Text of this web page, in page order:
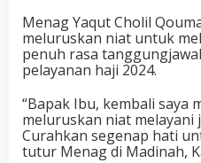
Menag Yaqut Cholil
meluruskan niat untuk
penuh rasa
pelayanan haji 2024.
“Bapak Ibu, kembali saya
meluruskan niat melayani
Curahkan segenap hati
tutur Menag di Madinah,